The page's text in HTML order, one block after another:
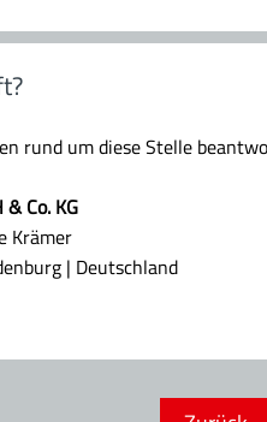
rund um diese Stelle
Co. KG
Krämer
| Deutschland